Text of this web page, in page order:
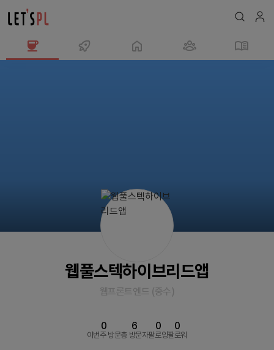
웹풀스텍하이브리드앱
웹프론트엔드 (중수)
이번주 방문
0
총 방문자
6
팔로잉
0
팔로워
0